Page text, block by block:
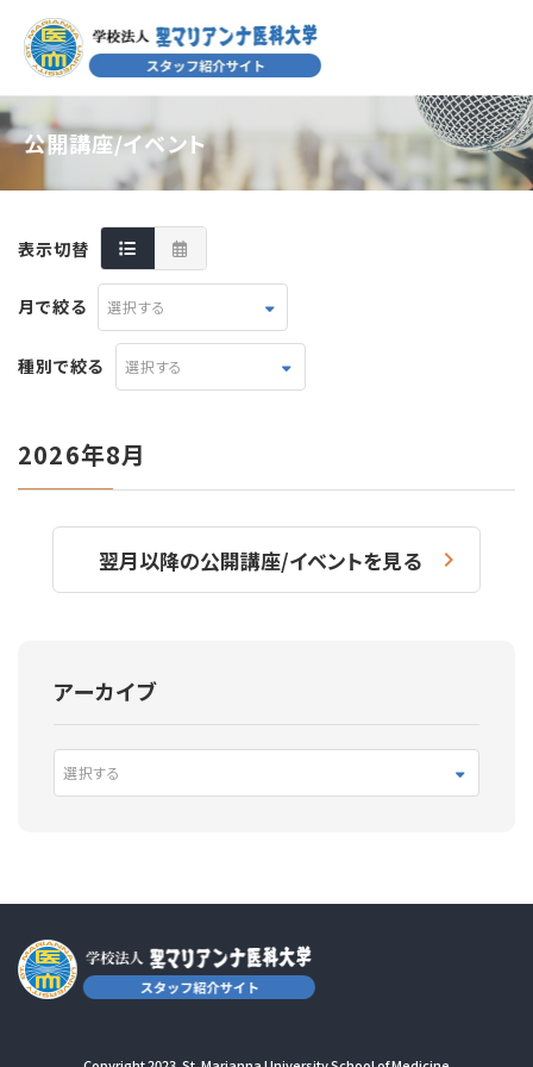
公開講座/イベント
表示切替
月で絞る 選択する
種別で絞る 選択する
2026年8月
翌月以降の公開講座/イベントを見る
アーカイブ
選択する